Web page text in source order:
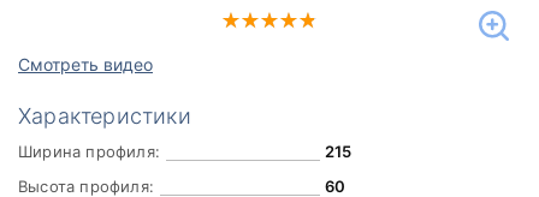
Смотреть видео
Характеристики
Ширина профиля:
215
Высота профиля:
60